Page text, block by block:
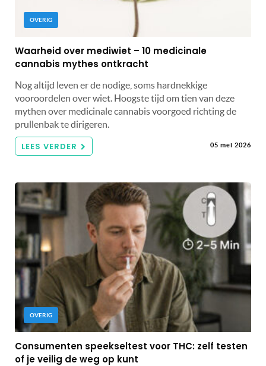
OVERIG
Waarheid over mediwiet – 10 medicinale
cannabis mythes ontkracht
Nog altijd leven er de nodige, soms hardnekkige
vooroordelen over wiet. Hoogste tijd om tien van deze
mythen over medicinale cannabis voorgoed richting de
prullenbak te dirigeren.
LEES VERDER 05 mei 2026
OVERIG
Consumenten speekseltest voor THC: zelf testen
of je veilig de weg op kunt